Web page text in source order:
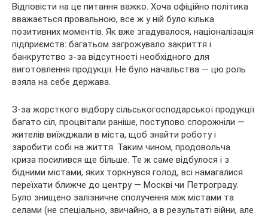
Відповісти на це питання важко. Хоча офіційно політика
вважається провальною, все ж у ній було кілька
позитивних моментів. Як вже згадувалося, націоналізація
підприємств: багатьом загрожувало закриття і
банкрутство з-за відсутності необхідного для
виготовлення продукції. Не було начальства — цю роль
взяла на себе держава.
З-за жорсткого відбору сільськогосподарської продукції
багато сіл, процвітали раніше, поступово спорожніли —
жителів виїжджали в міста, щоб знайти роботу і
заробити собі на життя. Таким чином, продовольча
криза посилився ще більше. Те ж саме відбулося і з
бідними містами, яких торкнувся голод, всі намагалися
переїхати ближче до центру — Москві чи Петрограду.
Було знищено залізничне сполучення між містами та
селами (не спеціально, звичайно, а в результаті війни, але